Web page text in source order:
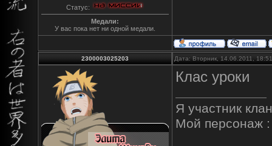
Статус:
Медали:
У вас пока нет ни одной медали.
2300003025203 Дата: Вторник, 14.06.2011,
Клас уроки
Я участник
Мой персонаж